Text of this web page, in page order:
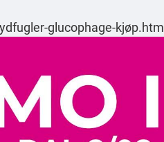
glucophage-kjøp.html